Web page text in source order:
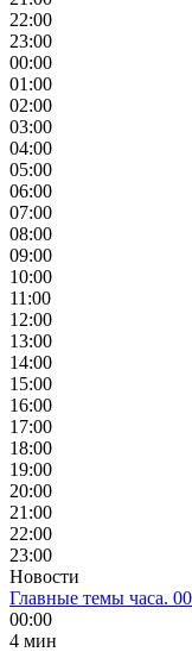
22:00
23:00
00:00
01:00
02:00
03:00
04:00
05:00
06:00
07:00
08:00
09:00
10:00
11:00
12:00
13:00
14:00
15:00
16:00
17:00
18:00
19:00
20:00
21:00
22:00
23:00
Новости
Главные темы часа.
00:00
4 мин